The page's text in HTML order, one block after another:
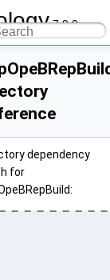
7.9.0
dependency
for